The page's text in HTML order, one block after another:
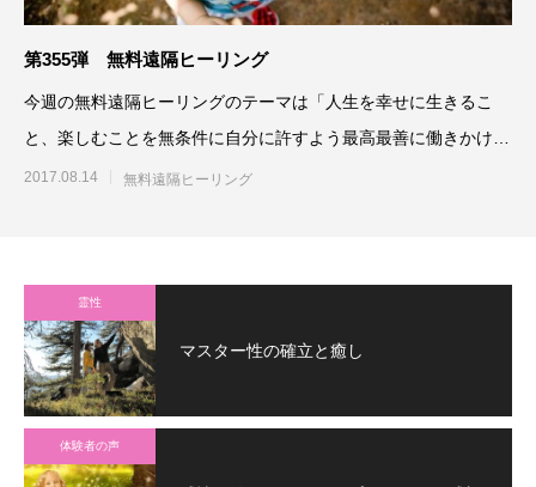
第355弾 無料遠隔ヒーリング
今週の無料遠隔ヒーリングのテーマは「人生を幸せに生きるこ
と、楽しむことを無条件に自分に許すよう最高最善に働きかけ
る」です。参加される方は、「
2017.08.14 無料遠隔ヒーリング
霊性
マスター性の確立と癒し
体験者の声